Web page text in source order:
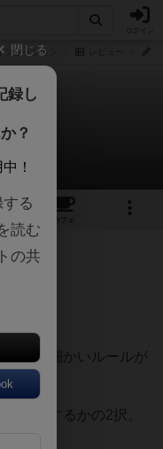
ブセッション
ン
ビュー
カフェ
だが、細かいルールが
パスするかの2択。
閉じる
録し
？
！
る
読む
の共